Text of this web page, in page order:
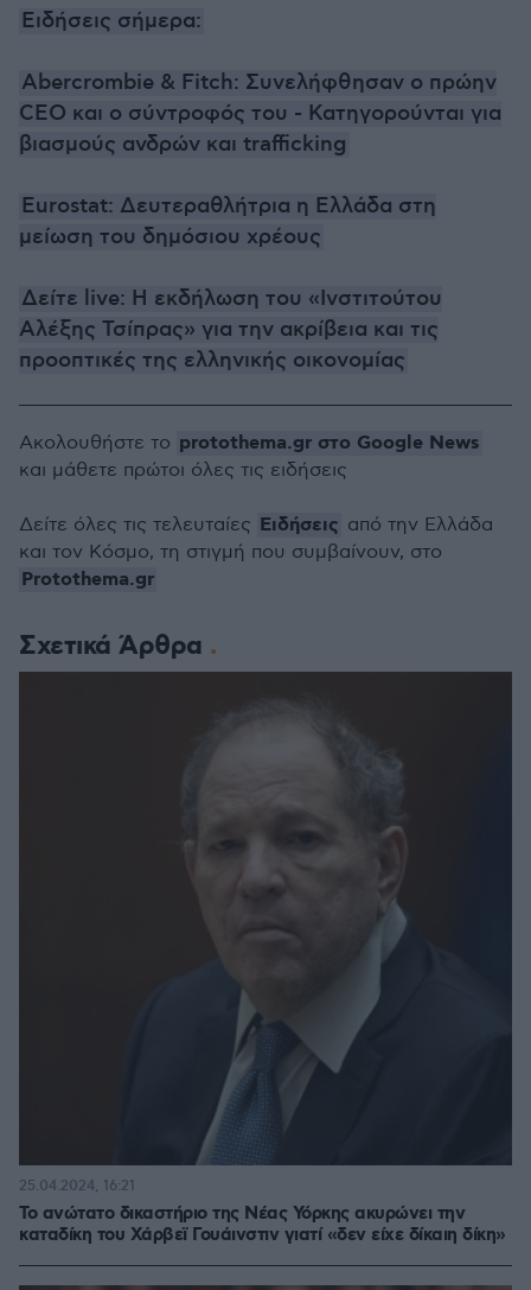
Ειδήσεις σήμερα:
Abercrombie & Fitch: Συνελήφθησαν ο πρώην
CEO και ο σύντροφός του - Κατηγορούνται για
βιασμούς ανδρών και trafficking
Eurostat: Δευτεραθλήτρια η Ελλάδα στη
μείωση του δημόσιου χρέους
Δείτε live: Η εκδήλωση του «Ινστιτούτου
Αλέξης Τσίπρας» για την ακρίβεια και τις
προοπτικές της ελληνικής οικονομίας
Σχετικά Άρθρα
Το ανώτατο δικαστήριο της Νέας Υόρκης ακυρώνει την
καταδίκη του Χάρβεϊ Γουάινστιν γιατί «δεν είχε δίκαιη δίκη»
25.04.2024, 16:21
Ακολουθήστε το protothema.gr στο Google News
και μάθετε πρώτοι όλες τις ειδήσεις
Δείτε όλες τις τελευταίες Ειδήσεις από την Ελλάδα
και τον Κόσμο, τη στιγμή που συμβαίνουν, στο
Protothema.gr